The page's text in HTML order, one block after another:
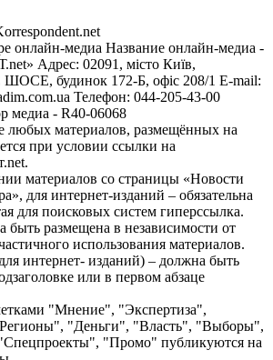
онлайн-медиа Название онлайн-медиа -
Адрес: 02091, місто Київ,
будинок 172-Б, офіс 208/1 E-mail:
Телефон: 044-205-43-00
медиа - R40-06068
любых материалов, размещённых на
при условии ссылки на
материалов со страницы «Новости
для интернет-изданий – обязательна
для поисковых систем гиперссылка.
быть размещена в независимости от
использования материалов.
интернет- изданий) – должна быть
или в первом абзаце
"Мнение", "Экспертиза",
"Деньги", "Власть", "Выборы",
"Промо" публикуются на